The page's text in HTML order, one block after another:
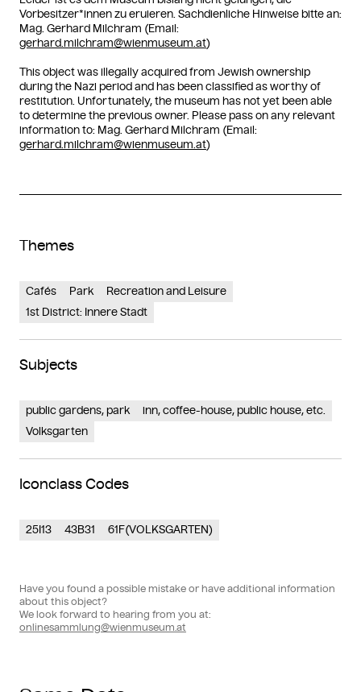
Vorbesitzer*innen zu eruieren. Sachdienliche Hinweise bitte an:
Mag. Gerhard Milchram (Email:
gerhard.milchram@wienmuseum.at)
This object was illegally acquired from Jewish ownership
during the Nazi period and has been classified as worthy of
restitution. Unfortunately, the museum has not yet been able
to determine the previous owner. Please pass on any relevant
information to: Mag. Gerhard Milchram (Email:
gerhard.milchram@wienmuseum.at)
Themes
Cafés Park
Recreation and Leisure
1st District: Innere Stadt
Subjects
public gardens, park
inn, coffee-house, public house, etc.
Volksgarten
Iconclass Codes
25I13 43B31 61F(VOLKSGARTEN)
Have you found a possible mistake or have additional information
about this object?
We look forward to hearing from you at:
onlinesammlung@wienmuseum.at